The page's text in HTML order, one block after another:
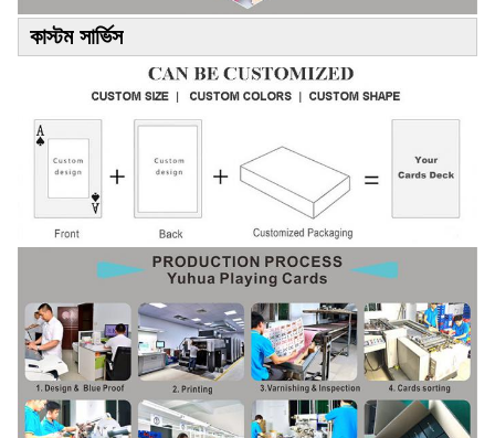
কাস্টম সার্ভিস